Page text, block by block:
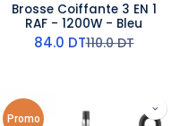
Brosse Coiffante 3 EN 1
RAF - 1200W - Bleu
84.0 DT110.0DT
Promo